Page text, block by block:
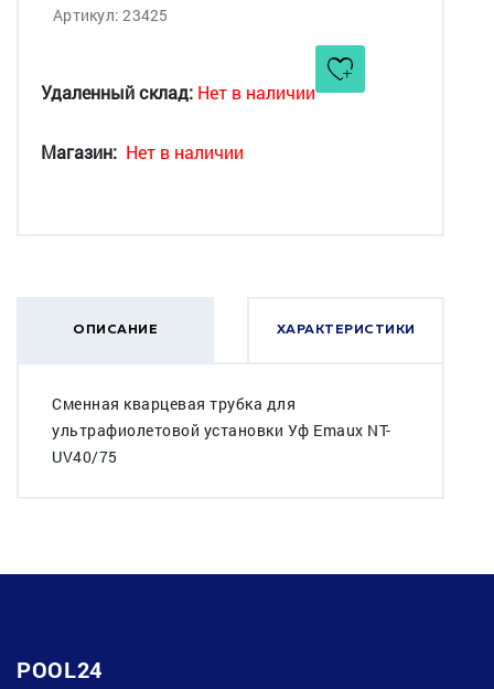
Артикул: 23425
Удаленный склад: Нет в наличии
Магазин: Нет в наличии
ОПИСАНИЕ ХАРАКТЕРИСТИКИ
Сменная кварцевая трубка для
ультрафиолетовой установки Уф Emaux NT-
UV40/75
POOL24